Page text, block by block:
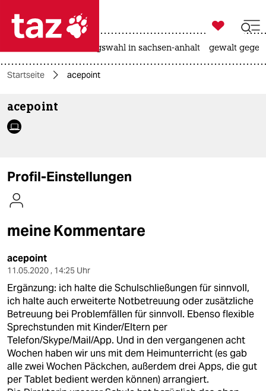
 taz zahl ich
themen
politik
sport
berlin
nord
wahrheit
verlag
verlag

taz zahl ich
landtagswahl in sachsen-anhalt gewalt
Startseite acepoint
acepoint
Profil-Einstellungen
meine Kommentare
acepoint
11.05.2020 , 14:25 Uhr
Ergänzung: ich halte die Schulschließungen für sinnvoll,
ich halte auch erweiterte Notbetreuung oder zusätzliche
Betreuung bei Problemfällen für sinnvoll. Ebenso flexible
Sprechstunden mit Kinder/Eltern per
Telefon/Skype/Mail/App. Und in den vergangenen acht
Wochen haben wir uns mit dem Heimunterricht (es gab
alle zwei Wochen Päckchen, außerdem drei Apps, die gut
per Tablet bedient werden können) arrangiert.